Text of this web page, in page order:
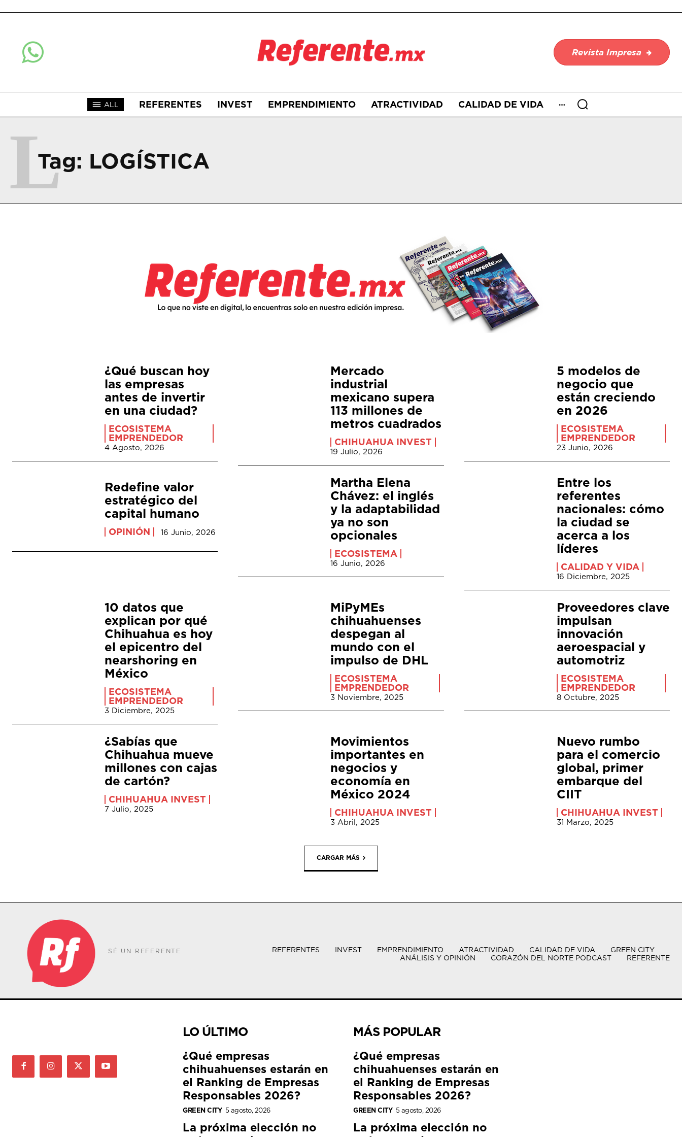
Revista Impresa
ALL REFERENTES INVEST EMPRENDIMIENTO ATRACTIVIDAD CALIDAD DE VIDA
Tag: LOGÍSTICA
L
¿Qué buscan hoy
las empresas
antes de invertir
en una ciudad?
ECOSISTEMA
EMPRENDEDOR
4 Agosto, 2026
Mercado
industrial
mexicano supera
113 millones de
metros cuadrados
CHIHUAHUA INVEST
19 Julio, 2026
5 modelos de
negocio que
están creciendo
en 2026
ECOSISTEMA
EMPRENDEDOR
23 Junio, 2026
Redefine valor
estratégico del
capital humano
OPINIÓN 16 Junio, 2026
Martha Elena
Chávez: el inglés
y la adaptabilidad
ya no son
opcionales
ECOSISTEMA
16 Junio, 2026
Entre los
referentes
nacionales: cómo
la ciudad se
acerca a los
líderes
CALIDAD Y VIDA
16 Diciembre, 2025
10 datos que
explican por qué
Chihuahua es hoy
el epicentro del
nearshoring en
México
ECOSISTEMA
EMPRENDEDOR
3 Diciembre, 2025
MiPyMEs
chihuahuenses
despegan al
mundo con el
impulso de DHL
ECOSISTEMA
EMPRENDEDOR
3 Noviembre, 2025
Proveedores clave
impulsan
innovación
aeroespacial y
automotriz
ECOSISTEMA
EMPRENDEDOR
8 Octubre, 2025
¿Sabías que
Chihuahua mueve
millones con cajas
de cartón?
CHIHUAHUA INVEST
7 Julio, 2025
Movimientos
importantes en
negocios y
economía en
México 2024
CHIHUAHUA INVEST
3 Abril, 2025
Nuevo rumbo
para el comercio
global, primer
embarque del
CIIT
CHIHUAHUA INVEST
31 Marzo, 2025
CARGAR MÁS
SÉ UN REFERENTE REFERENTES INVEST EMPRENDIMIENTO ATRACTIVIDAD CALIDAD DE VIDA
GREEN CITY
ANÁLISIS Y OPINIÓN
CORAZÓN DEL NORTE PODCAST REFERENTE
LO ÚLTIMO
¿Qué empresas
chihuahuenses estarán en
el Ranking de Empresas
Responsables 2026?
GREEN CITY 5 agosto, 2026
La próxima elección no
MÁS POPULAR
¿Qué empresas
chihuahuenses estarán en
el Ranking de Empresas
Responsables 2026?
GREEN CITY 5 agosto, 2026
La próxima elección no